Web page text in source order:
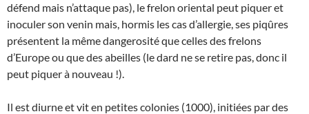
défend mais n’attaque pas), le frelon oriental peut piquer et
inoculer son venin mais, hormis les cas d’allergie, ses piqûres
présentent la même dangerosité que celles des frelons
d’Europe ou que des abeilles (le dard ne se retire pas, donc il
peut piquer à nouveau !).
Il est diurne et vit en petites colonies (1000), initiées par des